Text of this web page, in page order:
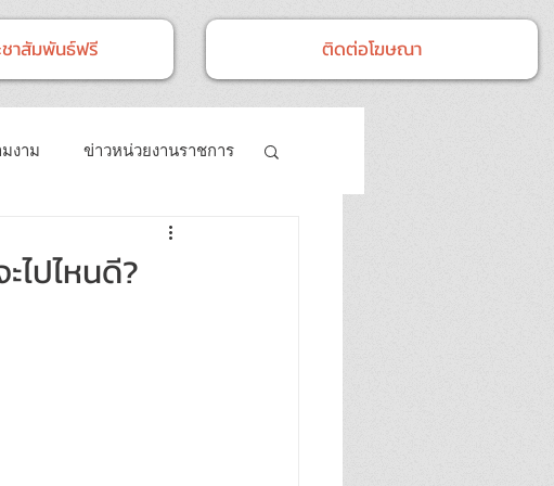
ชาสัมพันธ์ฟรี ติดต่อโฆษณา
งาม ข่าวหน่วยงานราชการ
ไปไหนดี?